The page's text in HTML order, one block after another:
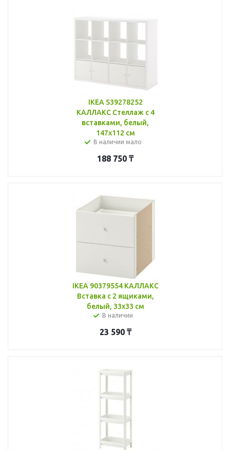
IKEA S39278252
КАЛЛАКС Стеллаж с 4
вставками, белый,
147x112 см
В наличии мало
188 750 ₸
IKEA 90379554 КАЛЛАКС
Вставка с 2 ящиками,
белый, 33x33 см
В наличии
23 590₸